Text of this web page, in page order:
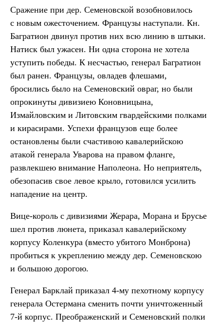
Сражение при дер. Семеновской возобновилось
с новым ожесточением. Французы наступали. Кн.
Багратион двинул против них всю линию в штыки.
Натиск был ужасен. Ни одна сторона не хотела
уступить победы. К несчастью, генерал Багратион
был ранен. Французы, овладев флешами,
бросились было на Семеновский овраг, но были
опрокинуты дивизиею Коновницына,
Измайловским и Литовским гвардейскими полками
и кирасирами. Успехи французов еще более
остановлены были счастивою кавалерийскою
атакой генерала Уварова на правом фланге,
развлекшею внимание Наполеона. Но неприятель,
обезопасив свое левое крыло, готовился усилить
нападение на центр.
Вице-король с дивизиями Жерара, Морана и Брусье
шел против люнета, приказал кавалерийскому
корпусу Коленкура (вместо убитого Монброна)
пробиться к укреплению между дер. Семеновскою
и большою дорогою.
Генерал Барклай приказал 4-му пехотному корпусу
генерала Остермана сменить почти уничтоженный
7-й корпус. Преображенский и Семеновский полки